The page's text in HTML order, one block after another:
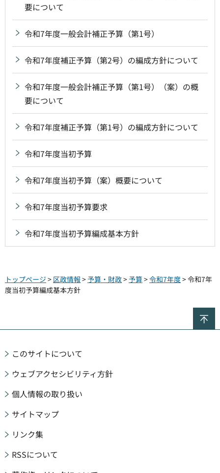
要について
令和7年度一般会計補正予算（第1号）
令和7年度補正予算（第2号）の編成方針について
令和7年度一般会計補正予算（第1号）（案）の概
要について
令和7年度補正予算（第1号）の編成方針について
令和7年度当初予算
令和7年度当初予算（案）概要について
令和7年度当初予算要求
令和7年度当初予算編成基本方針
トップページ > 区政情報 >予算・財政>予算>令和7年度> 令和7年
度当初予算編成基本方針
このサイトについて
ウェブアクセシビリティ方針
個人情報の取り扱い
サイトマップ
リンク集
RSSについて